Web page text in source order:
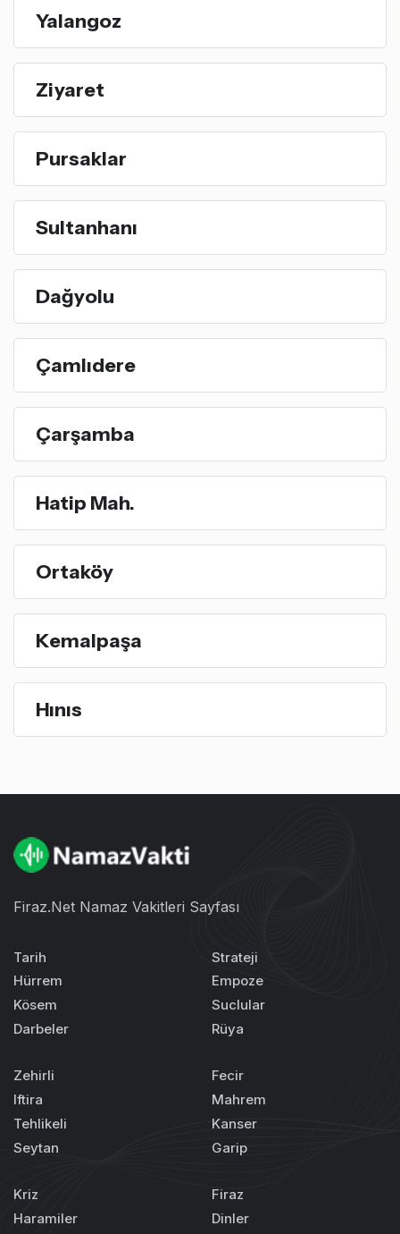
Yalangoz
Ziyaret
Pursaklar
Sultanhanı
Dağyolu
Çamlıdere
Çarşamba
Hatip Mah.
Ortaköy
Kemalpaşa
Hınıs
Firaz.Net Namaz Vakitleri Sayfası
Tarih
Hürrem
Kösem
Darbeler
Strateji
Empoze
Suclular
Rüya
Zehirli
Iftira
Tehlikeli
Seytan
Fecir
Mahrem
Kanser
Garip
Kriz
Haramiler
Firaz
Dinler